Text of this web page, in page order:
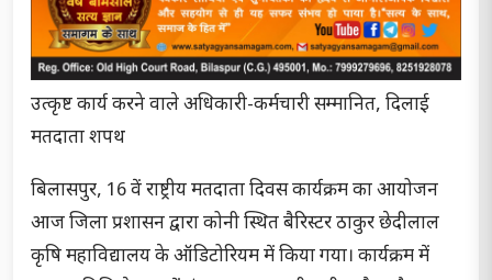
उत्कृष्ट कार्य करने वाले अधिकारी-कर्मचारी सम्मानित, दिलाई
मतदाता शपथ
बिलासपुर, 16 वें राष्ट्रीय मतदाता दिवस कार्यक्रम का आयोजन
आज जिला प्रशासन द्वारा कोनी स्थित बैरिस्टर ठाकुर छेदीलाल
कृषि महाविद्यालय के ऑडिटोरियम में किया गया। कार्यक्रम में